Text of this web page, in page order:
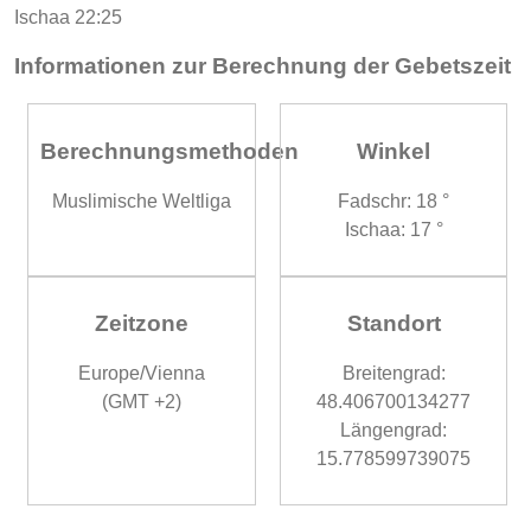
Ischaa 22:25
Informationen zur Berechnung der Gebetszeit
Berechnungsmethoden
Muslimische Weltliga
Winkel
Fadschr: 18 °
Ischaa: 17 °
Zeitzone
Europe/Vienna
(GMT +2)
Standort
Breitengrad:
48.406700134277
Längengrad:
15.778599739075